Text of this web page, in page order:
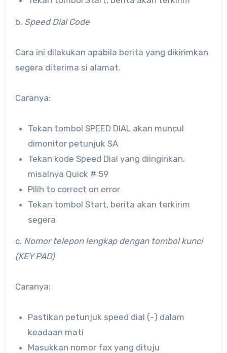
b. Speed Dial Code
Cara ini dilakukan apabila berita yang dikirimkan
segera diterima si alamat.
Caranya:
Tekan tombol SPEED DIAL akan muncul
dimonitor petunjuk SA
Tekan kode Speed Dial yang diinginkan,
misalnya Quick # 59
Pilih to correct on error
Tekan tombol Start, berita akan terkirim
segera
c. Nomor telepon lengkap dengan tombol kunci
(KEY PAD)
Caranya:
Pastikan petunjuk speed dial (-) dalam
keadaan mati
Masukkan nomor fax yang dituju